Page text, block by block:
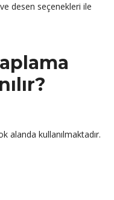
desen seçenekleri ile
alanda kullanılmaktadır.